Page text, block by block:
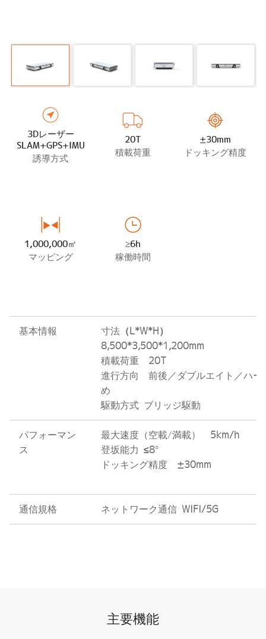
3Dレーザー
SLAM+GPS+IMU
誘導方式
20T
積載荷重
±30mm
ドッキング精度
1,000,000㎡
マッピング
≥6h
稼働時間
基本情報 寸法 （L*W*H）
8,500*3,500*1,200mm
積載荷重 20T
進行方向 前後／ダブルエイト／ハー
め
駆動方式 ブリッジ駆動
パフォーマン
ス
最大速度（空載/満載） 5km/h
登坂能力 ≤8°
ドッキング精度 ±30mm
通信規格 ネットワーク通信 WIFI/5G
主要機能